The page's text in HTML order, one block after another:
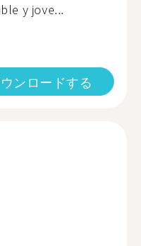
y jove...
ンロードする